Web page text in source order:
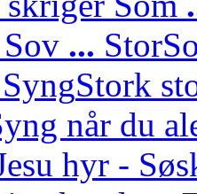
Sov ... Stor
SyngStork
når du
hyr -